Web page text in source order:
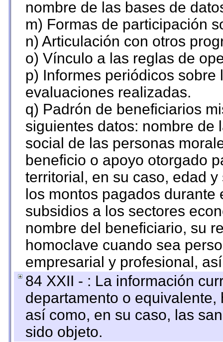
nombre de las bases de
m) Formas de participación
n) Articulación con otros
o) Vínculo a las reglas de
p) Informes periódicos
evaluaciones realizadas.
q) Padrón de beneficiarios
siguientes datos: nombre de
social de las personas
beneficio o apoyo otorgado
territorial, en su caso, edad
los montos pagados
subsidios a los sectores
nombre del beneficiario, su
homoclave cuando sea
empresarial y profesional,
84 XXII - : La información
departamento o
así como, en su caso, las
sido objeto.